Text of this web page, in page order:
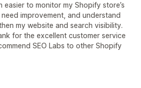
easier to monitor my Shopify store’s
improvement, and understand
my website and search visibility.
for the excellent customer service
SEO Labs to other Shopify